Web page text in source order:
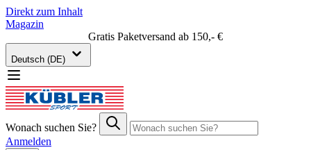
Direkt zum Inhalt
Magazin
Gratis Paketversand ab 150,- €
Deutsch (DE)
Wonach suchen Sie?
Anmelden